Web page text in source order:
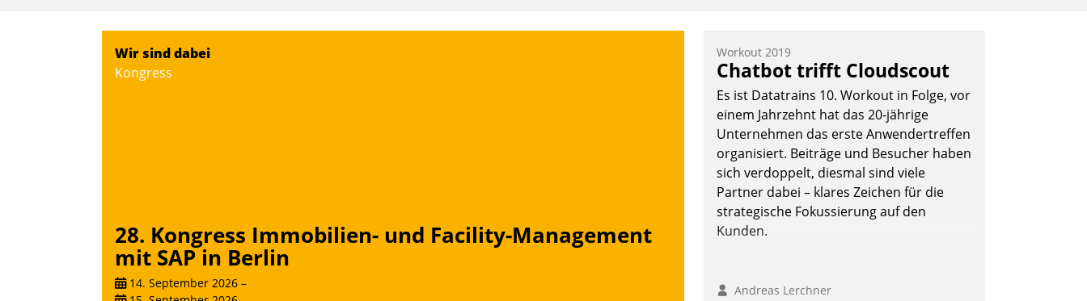
Wir sind dabei
Kongress
28. Kongress Immobilien- und Facility-Management
mit SAP in Berlin
14. September 2026 –
Workout 2019
Chatbot trifft Cloudscout
Es ist Datatrains 10. Workout in Folge, vor
einem Jahrzehnt hat das 20-jährige
Unternehmen das erste Anwendertreffen
organisiert. Beiträge und Besucher haben
sich verdoppelt, diesmal sind viele
Partner dabei – klares Zeichen für die
strategische Fokussierung auf den
Kunden.
Andreas Lerchner